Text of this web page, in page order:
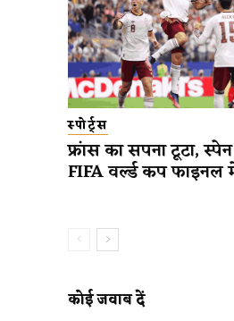
स्पोर्ट्स
फ्रांस का सपना टूटा,
FIFA वर्ल्ड कप फाइनल
कोई जवाब दें